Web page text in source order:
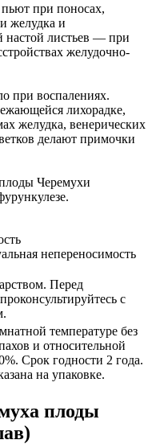
при поносах,
желудка и
настой листьев — при
желудочно-
при воспалениях.
лихорадке,
желудка, венерических
делают примочки
Черемухи
непереносимость
Перед
с
температуре без
и относительной
Срок годности 2 года.
на упаковке.
плоды